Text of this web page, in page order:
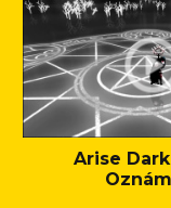
Arise